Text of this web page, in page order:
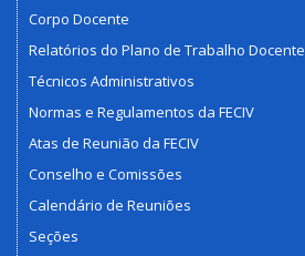
Corpo Docente
Relatórios do Plano de Trabalho Docente
Técnicos Administrativos
Normas e Regulamentos da FECIV
Atas de Reunião da FECIV
Conselho e Comissões
Calendário de Reuniões
Seções